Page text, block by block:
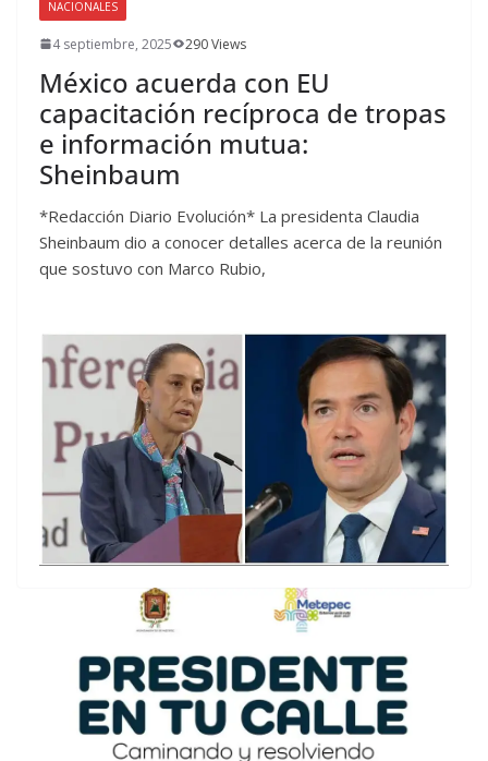
NACIONALES
4 septiembre, 2025 290 Views
México acuerda con EU
capacitación recíproca de tropas
e información mutua:
Sheinbaum
*Redacción Diario Evolución* La presidenta Claudia
Sheinbaum dio a conocer detalles acerca de la reunión
que sostuvo con Marco Rubio,